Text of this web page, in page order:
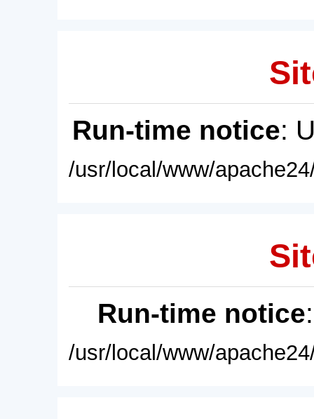
Run-time notice:
/usr/local/www/
Run-time notice
/usr/local/www/